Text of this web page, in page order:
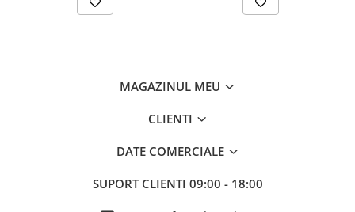
MAGAZINUL MEU
CLIENTI
DATE COMERCIALE
SUPORT CLIENTI 09:00 - 18:00